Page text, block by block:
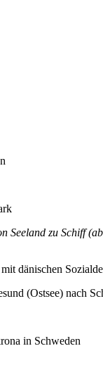
zu Schiff
dänischen
(Ostsee) nach
in Schweden